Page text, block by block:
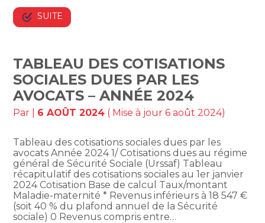
SUITE
TABLEAU DES COTISATIONS
SOCIALES DUES PAR LES
AVOCATS – ANNÉE 2024
Par 6 AOÛT 2024 ( Mise à jour 6 août 2024)
Tableau des cotisations sociales dues par les
avocats Année 2024 1/ Cotisations dues au régime
général de Sécurité Sociale (Urssaf) Tableau
récapitulatif des cotisations sociales au 1er janvier
2024 Cotisation Base de calcul Taux/montant
Maladie-maternité * Revenus inférieurs à 18 547 €
(soit 40 % du plafond annuel de la Sécurité
sociale) 0 Revenus compris entre…